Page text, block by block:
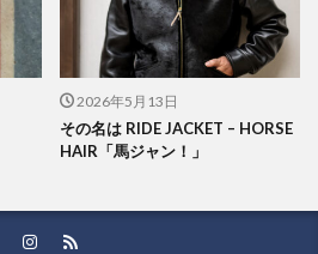
2026年5月13日
その名は RIDE JACKET – HORSE
HAIR「馬ジャン！」